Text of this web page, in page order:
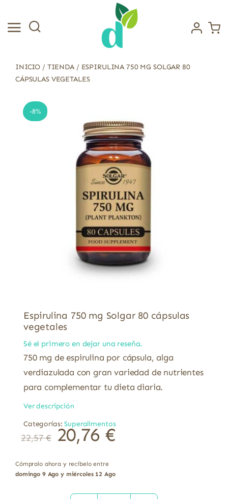
contenido
INICIO / TIENDA/ ESPIRULINA 750 MG SOLGAR 80
CÁPSULAS VEGETALES
-8%
Espirulina 750 mg Solgar 80 cápsulas
vegetales
Sé el primero en dejar una reseña.
750 mg de espirulina por cápsula, alga
verdiazulada con gran variedad de nutrientes
para complementar tu dieta diaria.
Ver descripción
Categorías:Superalimentos
22,57€ 20,76 €
Cómpralo ahora y recíbelo entre
domingo 9 Ago y miércoles 12 Ago